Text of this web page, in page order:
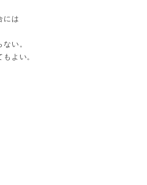
には
い。
よい。